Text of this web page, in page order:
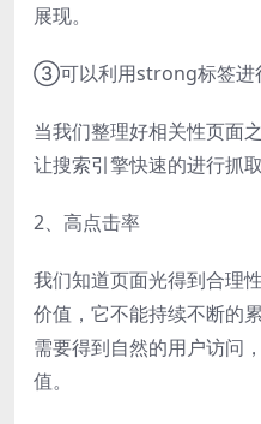
展现。
③可以利用strong标签进
当我们整理好相关性页面
让搜索引擎快速的进行抓取
2、高点击率
我们知道页面光得到合理
价值，它不能持续不断的
需要得到自然的用户访问
值。